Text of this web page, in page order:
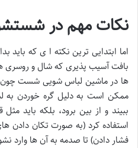
نکات مهم در
اما ابتدایی ترین نکته ا ی که باید
بافت آسیب پذیری که شال و روسری ها
ها در ماشین لباس شویی شست
ممکن است به دلیل گره خوردن به
ببیند و از بین برود، بلکه باید
استفاده کرد (به صورت تکان دادن
فشار دادن) تا صدمه به آن ها وارد